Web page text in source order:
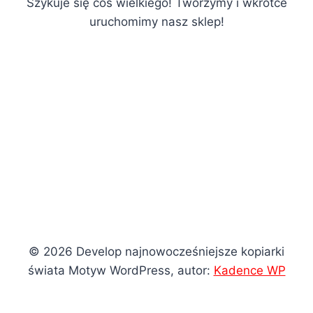
uruchomimy nasz sklep!
© 2026 Develop najnowocześniejsze kopiarki
świata Motyw WordPress, autor: Kadence WP